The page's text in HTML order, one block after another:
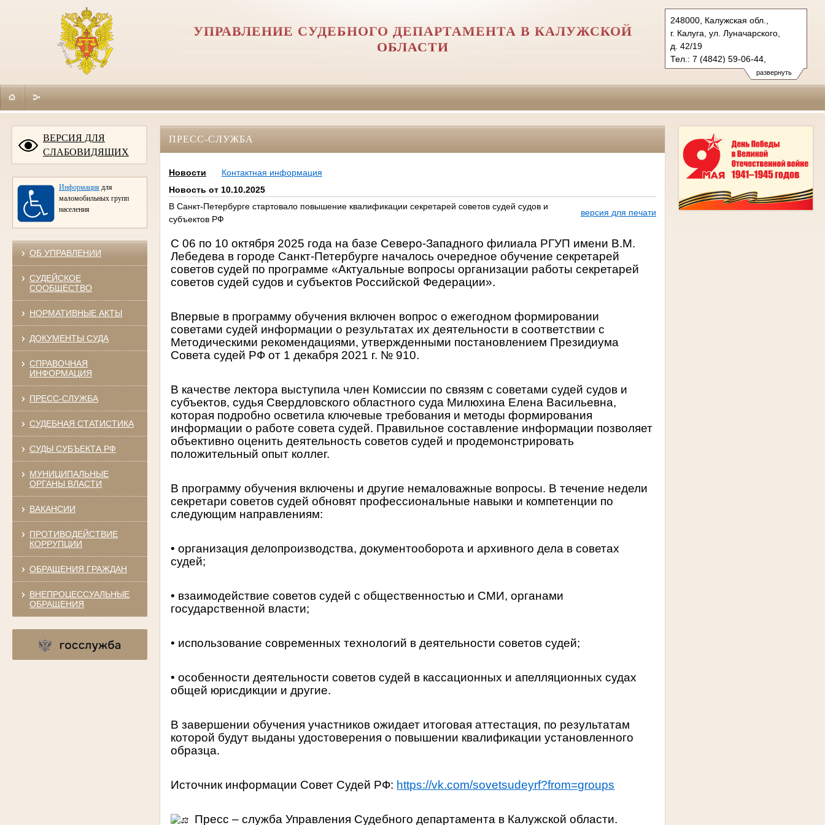
развернуть
248000, Калужская обл.,
г. Калуга, ул. Луначарского,
д. 42/19
Тел.: 7 (4842) 59-06-44,
7 (4842) 56-49-95
usd.klg@sudrf.ru
usd.klg@yandex.ru
УПРАВЛЕНИЕ СУДЕБНОГО ДЕПАРТАМЕНТА В КАЛУЖСКОЙ
ОБЛАСТИ
ВЕРСИЯ ДЛЯ
СЛАБОВИДЯЩИХ
Информациядля
маломобильных групп
населения
ОБ УПРАВЛЕНИИ
СУДЕЙСКОЕ
СООБЩЕСТВО
НОРМАТИВНЫЕ АКТЫ
ДОКУМЕНТЫ СУДА
СПРАВОЧНАЯ
ИНФОРМАЦИЯ
ПРЕСС-СЛУЖБА
СУДЕБНАЯ СТАТИСТИКА
СУДЫ СУБЪЕКТА РФ
МУНИЦИПАЛЬНЫЕ
ОРГАНЫ ВЛАСТИ
ВАКАНСИИ
ПРОТИВОДЕЙСТВИЕ
КОРРУПЦИИ
ОБРАЩЕНИЯ ГРАЖДАН
ВНЕПРОЦЕССУАЛЬНЫЕ
ОБРАЩЕНИЯ
ПРЕСС-СЛУЖБА
Новости
Контактная информация
Новость от 10.10.2025
В Санкт-Петербурге стартовало повышение квалификации секретарей советов судей судов и
субъектов РФ
версия для печати
С 06 по 10 октября 2025 года на базе Северо-Западного филиала РГУП имени В.М.
Лебедева в городе Санкт-Петербурге началось очередное обучение секретарей
советов судей по программе «Актуальные вопросы организации работы секретарей
советов судей судов и субъектов Российской Федерации».
Впервые в программу обучения включен вопрос о ежегодном формировании
советами судей информации о результатах их деятельности в соответствии с
Методическими рекомендациями, утвержденными постановлением Президиума
Совета судей РФ от 1 декабря 2021 г. № 910.
В качестве лектора выступила член Комиссии по связям с советами судей судов и
субъектов, судья Свердловского областного суда Милюхина Елена Васильевна,
которая подробно осветила ключевые требования и методы формирования
информации о работе совета судей. Правильное составление информации позволяет
объективно оценить деятельность советов судей и продемонстрировать
положительный опыт коллег.
В программу обучения включены и другие немаловажные вопросы. В течение недели
секретари советов судей обновят профессиональные навыки и компетенции по
следующим направлениям:
• организация делопроизводства, документооборота и архивного дела в советах
судей;
• взаимодействие советов судей с общественностью и СМИ, органами
государственной власти;
• использование современных технологий в деятельности советов судей;
• особенности деятельности советов судей в кассационных и апелляционных судах
общей юрисдикции и другие.
В завершении обучения участников ожидает итоговая аттестация, по результатам
которой будут выданы удостоверения о повышении квалификации установленного
образца.
Источник информации Совет Судей РФ: https://vk.com/sovetsudeyrf?from=groups
Пресс – служба Управления Судебного департамента в Калужской области.